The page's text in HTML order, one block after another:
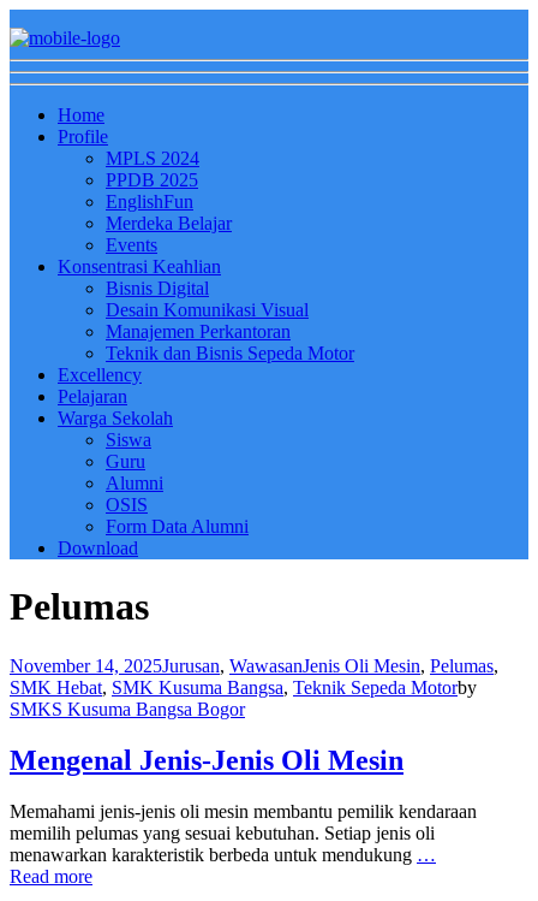
Home
Profile
MPLS 2024
PPDB 2025
EnglishFun
Merdeka Belajar
Events
Konsentrasi Keahlian
Bisnis Digital
Desain Komunikasi Visual
Manajemen Perkantoran
Teknik dan Bisnis Sepeda Motor
Excellency
Pelajaran
Warga Sekolah
Siswa
Guru
Alumni
OSIS
Form Data Alumni
Download
Pelumas
November 14, 2025Jurusan, WawasanJenis Oli Mesin, Pelumas,
SMK Hebat, SMK Kusuma Bangsa, Teknik Sepeda Motorby
SMKS Kusuma Bangsa Bogor
Mengenal Jenis-Jenis Oli Mesin
Memahami jenis-jenis oli mesin membantu pemilik kendaraan
memilih pelumas yang sesuai kebutuhan. Setiap jenis oli
menawarkan karakteristik berbeda untuk mendukung …
Read more